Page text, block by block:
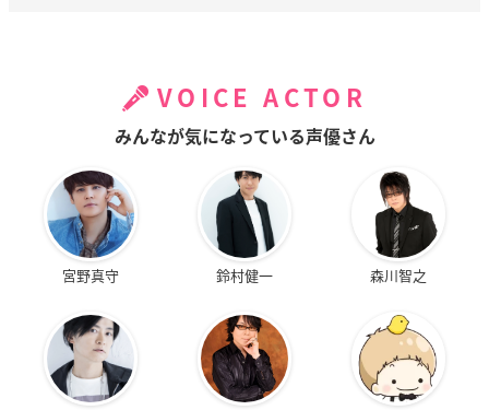
VOICE ACTOR
みんなが気になっている声優さん
宮野真守 鈴村健一 森川智之